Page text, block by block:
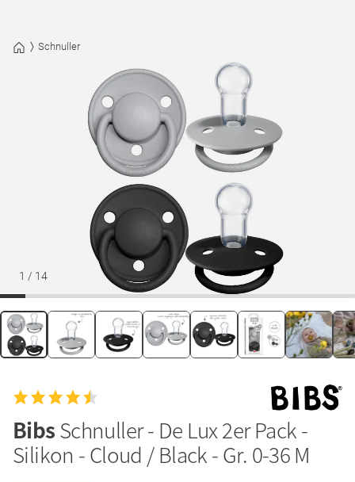
Schnuller
1 / 14
BibsSchnuller - De Lux 2er Pack -
Silikon - Cloud / Black - Gr. 0-36 M